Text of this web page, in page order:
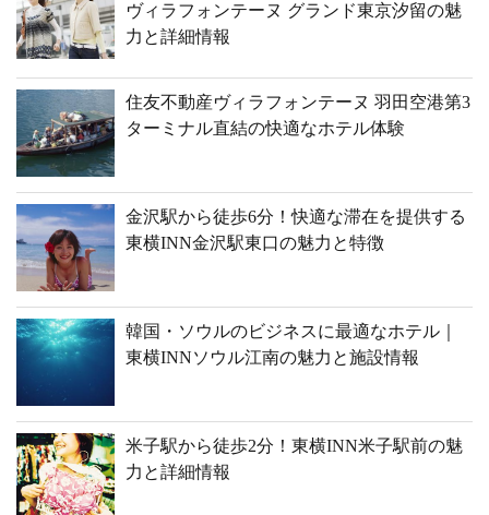
ヴィラフォンテーヌ グランド東京汐留の魅
力と詳細情報
住友不動産ヴィラフォンテーヌ 羽田空港第3
ターミナル直結の快適なホテル体験
金沢駅から徒歩6分！快適な滞在を提供する
東横INN金沢駅東口の魅力と特徴
韓国・ソウルのビジネスに最適なホテル｜
東横INNソウル江南の魅力と施設情報
米子駅から徒歩2分！東横INN米子駅前の魅
力と詳細情報